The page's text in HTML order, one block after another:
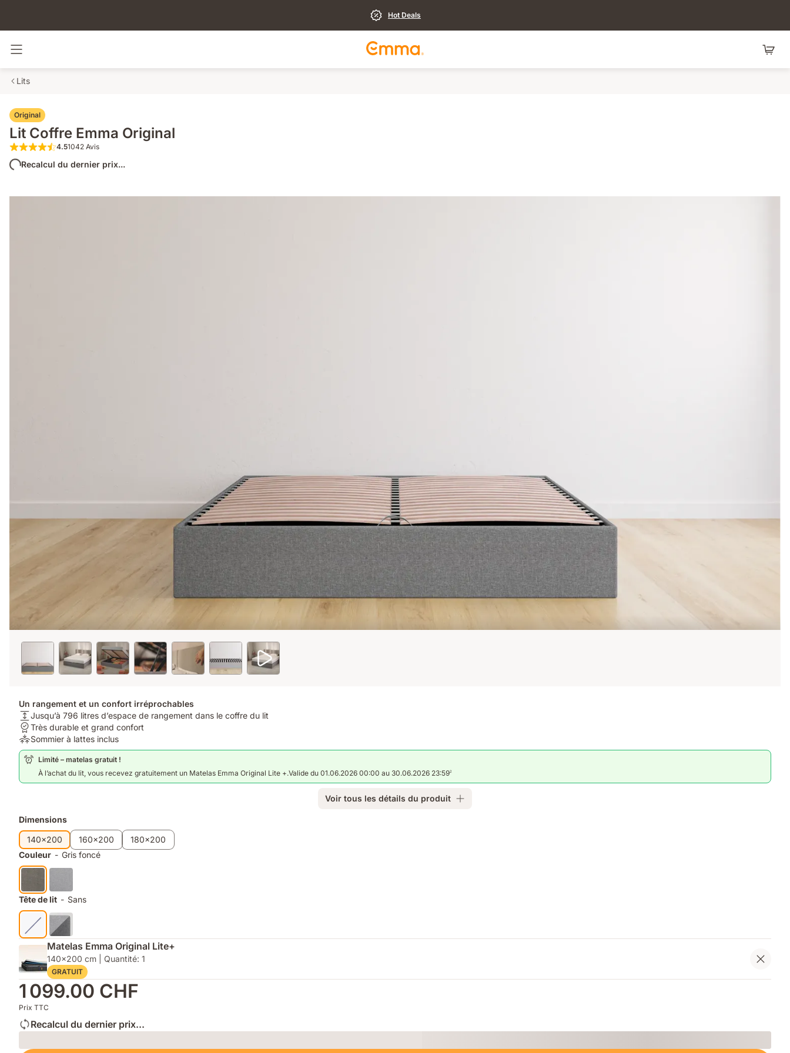
Hot Deals
Lits
Original
Lit Coffre Emma Original
4.5 sur 5 étoiles 1042 Avis
4.51042 Avis
Recalcul du dernier prix...
Un rangement et un confort irréprochables
Hauteur
du
matelas:
Jusqu’à
796
d’espace
dans
le
coffre
du
lit
Jusqu’à 796 litres d’espace de rangement dans le coffre du lit
Garantie:
Très
durable
et
grand
confort
Très durable et grand confort
Soulagement
de
pression:
Sommier
inclus
Sommier à lattes inclus
Limité – matelas gratuit !
À l’achat du lit, vous recevez gratuitement un Matelas Emma Original Lite +.Valide du 01.06.2026 00:00 au 30.06.2026 23:592
Voir tous les détails du produit
Produits
supplémentaires
Dimensions
140x200
160x200
180x200
Couleur - Gris foncé
Tête de lit - Sans
Matelas Emma Original Lite+
140x200 cm | Quantité: 1
GRATUIT
1 099.00 CHF
Prix TTC
Recalcul du dernier prix...